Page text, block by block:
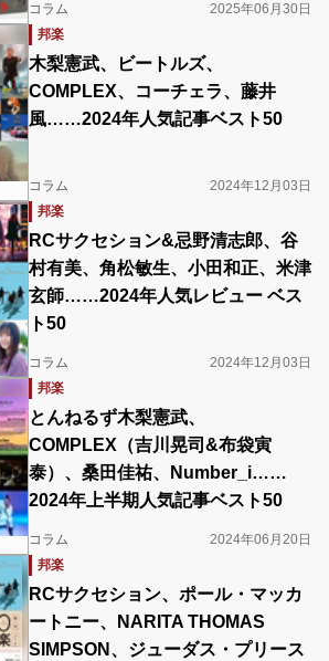
コラム
2025年06月30日
邦楽
木梨憲武、ビートルズ、
COMPLEX、コーチェラ、藤井
風……2024年人気記事ベスト50
コラム
2024年12月03日
邦楽
RCサクセション&忌野清志郎、谷
村有美、角松敏生、小田和正、米津
玄師……2024年人気レビュー ベス
ト50
コラム
2024年12月03日
邦楽
とんねるず木梨憲武、
COMPLEX（吉川晃司&布袋寅
泰）、桑田佳祐、Number_i……
2024年上半期人気記事ベスト50
コラム
2024年06月20日
邦楽
RCサクセション、ポール・マッカ
ートニー、NARITA THOMAS
SIMPSON、ジューダス・プリース